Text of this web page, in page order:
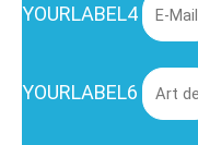
YOURLABEL4
YOURLABEL6